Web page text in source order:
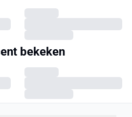
bekeken